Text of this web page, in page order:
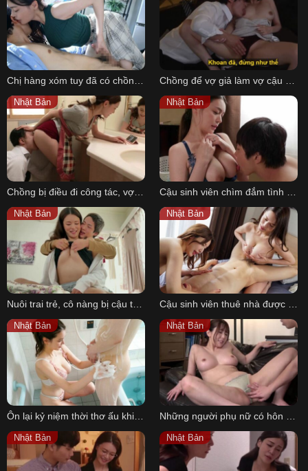
Nhật Bản
Chồng bị điều đi công tác, vợ ở nhà bị sếp cùng cấp dưới cưỡng hiếp
Nhật Bản
Cậu sinh viên chìm đắm tình dục cùng chị chủ trọ vú to quên cả việc học
Nhật Bản Nhật Bản
Nhật Bản Nhật Bản
Nhật Bản Nhật Bản